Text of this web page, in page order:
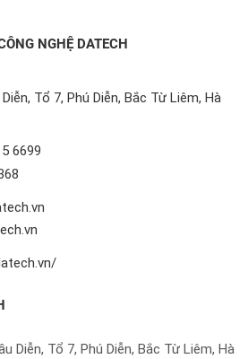
NGHỆ DATECH
Tổ 7, Phú Diễn, Bắc Từ Liêm, Hà
6699
Diễn, Tổ 7, Phú Diễn, Bắc Từ Liêm, Hà